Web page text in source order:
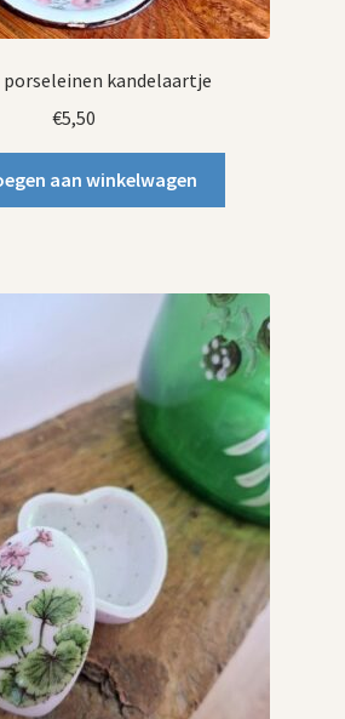
kandelaartje
€5,50
aan winkelwagen